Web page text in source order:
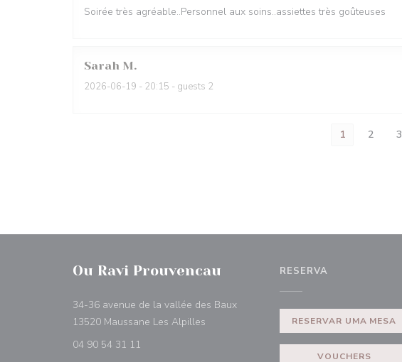
Soirée très agréable..Personnel aux soins..assiettes très goûteuses
Sarah M
2026-06-19 - 20:15 - guests 2
1 2 3
Ou Ravi Prouvencau
34-36 avenue de la vallée des Baux
13520 Maussane Les Alpilles ((abre numa nova janela))
04 90 54 31 11
RESERVA
RESERVAR UMA MESA
VOUCHERS